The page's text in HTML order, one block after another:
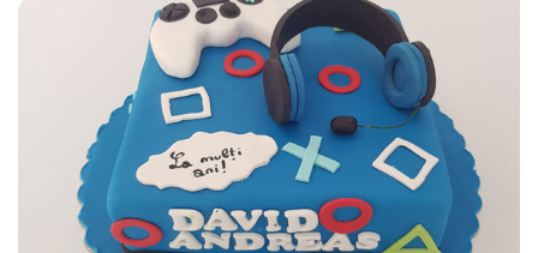
Torturi in frosting- crema pentru
Tortulețe 1.7 kg - 2 kg